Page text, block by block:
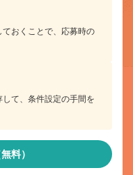
おくことで、応募時の
て、条件設定の手間を
料）